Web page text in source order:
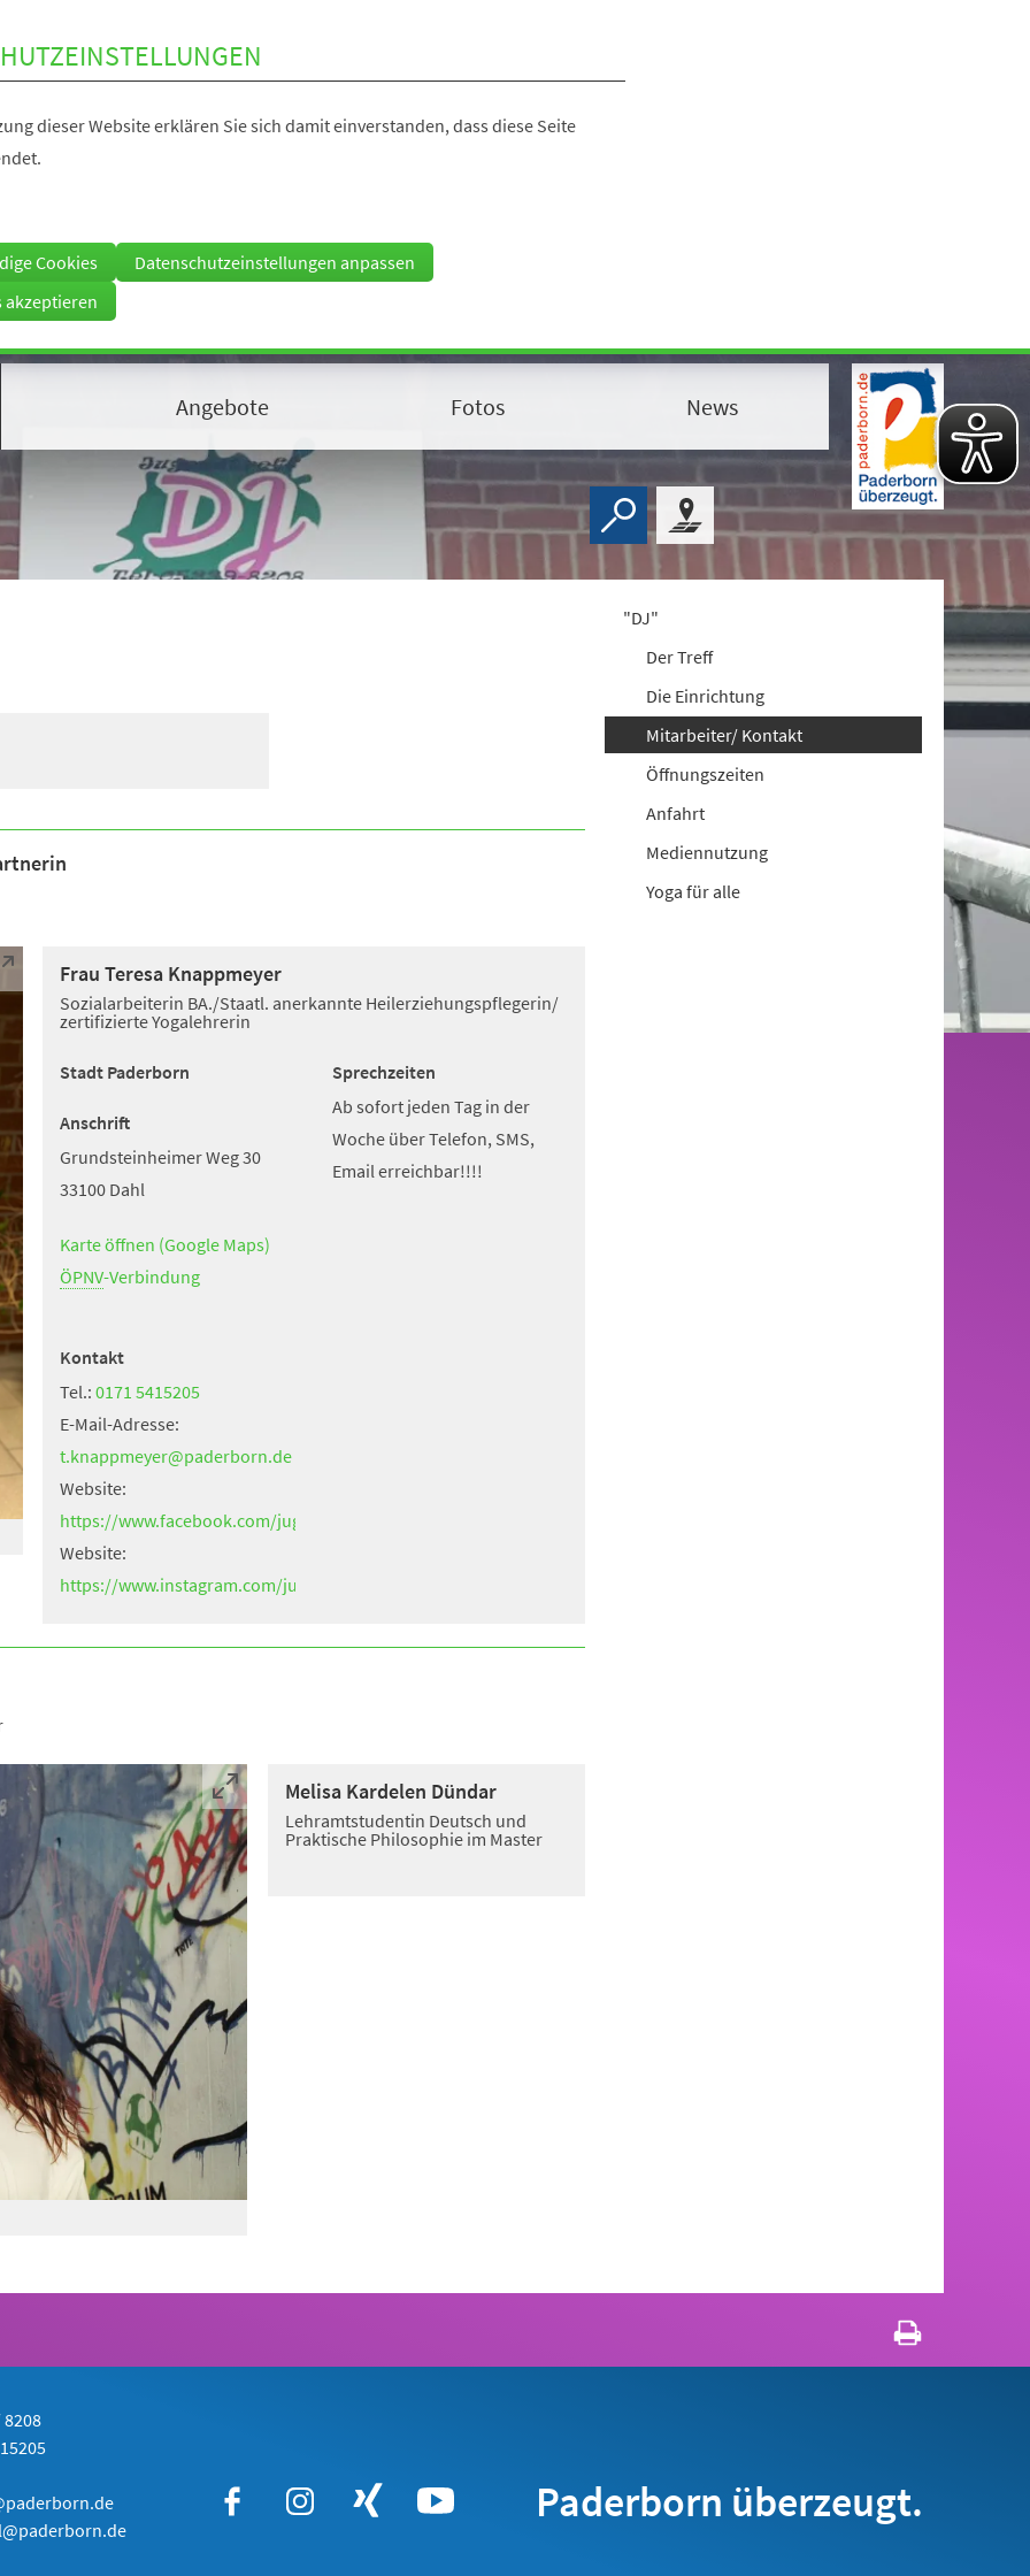
dieser Website erklären Sie sich damit einverstanden, dass diese Seite
Cookies
Datenschutzeinstellungen anpassen
akzeptieren
Angebote Fotos News
Frau Teresa Knappmeyer
Sozialarbeiterin BA./Staatl. anerkannte Heilerziehungspflegerin/
zertifizierte Yogalehrerin
Stadt Paderborn
Anschrift
Grundsteinheimer Weg 30
33100 Dahl
Karte öffnen (Google Maps)
(Öffnet
in
ÖPNV-Verbindung
(Öffnet
Tab)
Kontakt
Tel.:0171 5415205
E-Mail-Adresse:
t.knappmeyer
paderborn de
Website:
https://www.facebook.com/jugendtreff.dahl/
(Öffnet
in
neuen
Website:
https://www.instagram.com/jugendtreffindahl/
in
Sprechzeiten
Ab sofort jeden Tag in der
Woche über Telefon, SMS,
Email erreichbar!!!!
Melisa Kardelen Dündar
Lehramtstudentin Deutsch und
Praktische Philosophie im Master
"DJ"
Der Treff
Die Einrichtung
Mitarbeiter/ Kontakt
Öffnungszeiten
Anfahrt
Mediennutzung
Yoga für alle
Paderborn überzeugt.